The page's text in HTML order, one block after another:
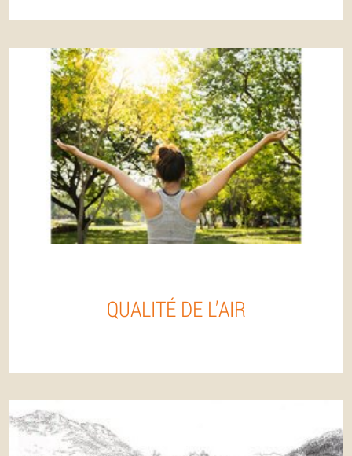
QUALITÉ DE L’AIR